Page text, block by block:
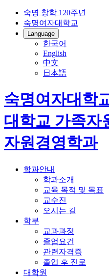
숙명 창학 120주년
숙명여자대학교
Language
한국어
English
中文
日本語
숙명여자대학
대학교 가족자
자원경영학과
학과안내
학과소개
교육 목적 및 목표
교수진
오시는 길
학부
교과과정
졸업요건
관련자격증
졸업 후 진로
대학원